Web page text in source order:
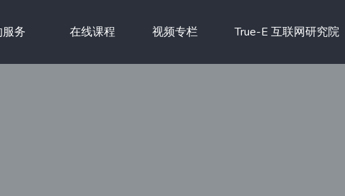
务 在线课程 视频专栏 True-E 互联网研究院